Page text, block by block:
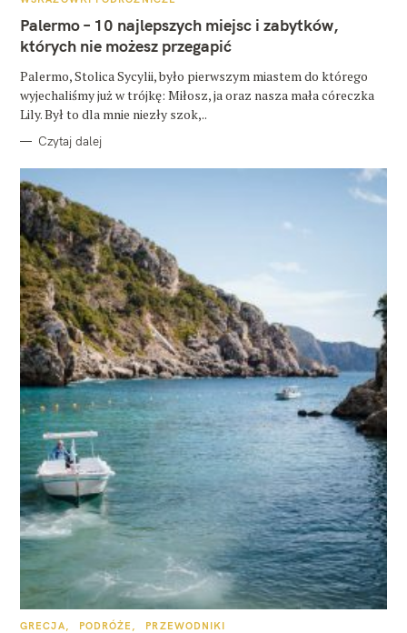
T
G
O
R
Palermo – 10 najlepszych miejsc i zabytków,
których nie możesz przegapić
Palermo, Stolica Sycylii, było pierwszym miastem do którego
wyjechaliśmy już w trójkę: Miłosz, ja oraz nasza mała córeczka
Lily. Był to dla mnie niezły szok,..
Czytaj dalej
K
GRECJA PODRÓŻE PRZEWODNIKI